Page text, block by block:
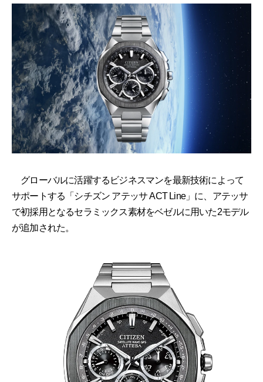
グローバルに活躍するビジネスマンを最新技術によって
サポートする「シチズン アテッサ ACT Line」に、アテッサ
で初採用となるセラミックス素材をベゼルに用いた2モデル
が追加された。